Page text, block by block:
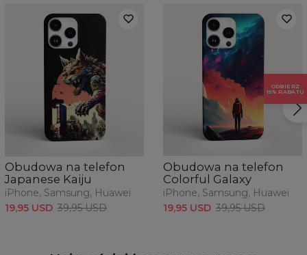
Obudowa na telefon
Japanese Kaiju
iPhone, Samsung, Huawei
19,95 USD 39,95 USD
Obudowa na telefon
Colorful Galaxy
iPhone, Samsung, Huawei
19,95 USD 39,95 USD
ODBIERZ
15% RABATU